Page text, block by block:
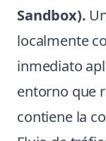
Sandbox).
localmente
inmediato
entorno que
contiene la